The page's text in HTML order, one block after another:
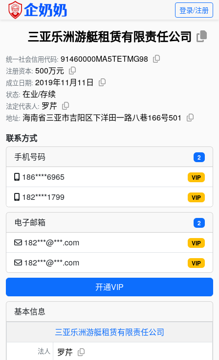
登录/注册
三亚乐洲游艇租赁有限责任公司
统一社会信用代码: 91460000MA5TETMG98
注册资本: 500万元
成立日期: 2019年11月11日
状态: 在业/存续
法定代表人: 罗芹
地址: 海南省三亚市吉阳区下洋田一路八巷166号501
联系方式
2
手机号码
VIP
186****6965
VIP
182****1799
2
电子邮箱
VIP
182***@***.com
VIP
182***@***.com
开通VIP
基本信息
三亚乐洲游艇租赁有限责任公司
法人 罗芹